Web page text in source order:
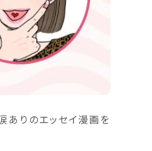
ありのエッセイ漫画を